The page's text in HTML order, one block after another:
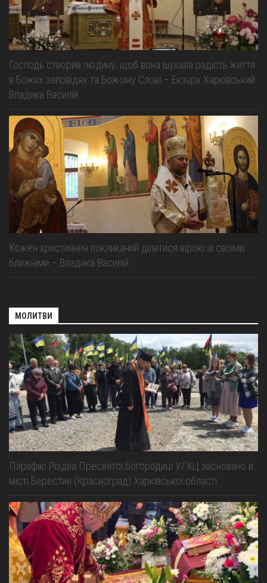
Св. Йосифа ОПДМ
Монастир сестер милосердя Св. Вінкентія. Дім Милосердя
Монастир Успення Пресвятої Богородиці Сестер Чину
Комісії
Катехитична комісія
Комісія у справах молоді
Комісія у справах родини
Комісія з питань душпастирства охорони здоров’я
Спільноти
Квіти Слобожанщини
Харківщина
Полтавщина
Сумщина
Трансляції
Господь створив людину, щоб вона шукала радість життя
в Божих заповідях та Божому Слові – Екзарх Харківський
Владика Василій
Кожен християнин покликаний ділитися вірою зі своїми
ближніми – Владика Василій
МОЛИТВИ
Парафію Різдва Пресвятої Богородиці УГКЦ засновано в
місті Берестин (Красноград) Харківської області